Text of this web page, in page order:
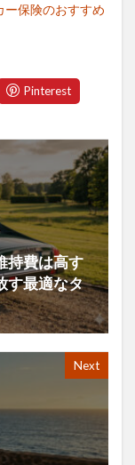
ー保険のおすすめ
持費は高す
す最適なタ
Next